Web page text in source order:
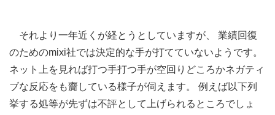
それより一年近くが経とうとしていますが、 業績回復
のためのmixi社では決定的な手が打てていないようです。
ネット上を見れば打つ手打つ手が空回りどころかネガティ
ブな反応をも齎している様子が伺えます。 例えば以下列
挙する処等が先ずは不評として上げられるところでしょ